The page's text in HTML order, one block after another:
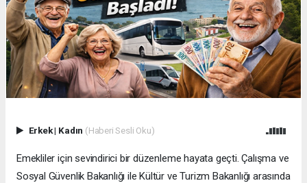
Erkek| Kadın (Haberi Sesli Oku)
Emekliler için sevindirici bir düzenleme hayata geçti. Çalışma ve
Sosyal Güvenlik Bakanlığı ile Kültür ve Turizm Bakanlığı arasında